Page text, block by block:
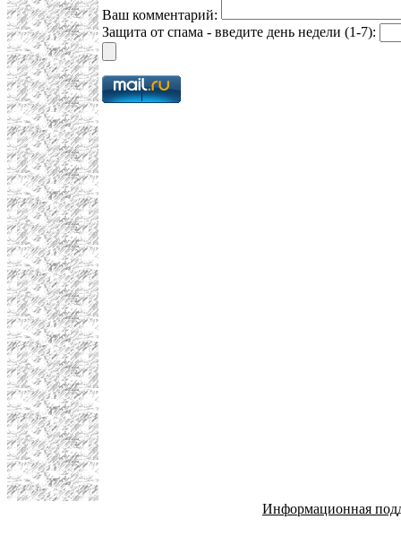
Ваш комментарий:
Защита от спама - введите день недели (1-7):
Информационная